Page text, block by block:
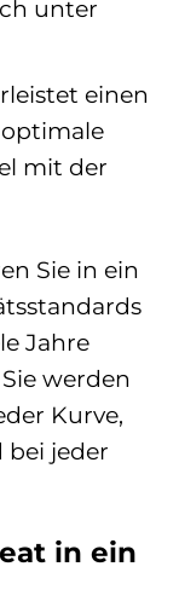
unter
einen
mit der
Sie in ein
Jahre
werden
Kurve,
bei jeder
in ein